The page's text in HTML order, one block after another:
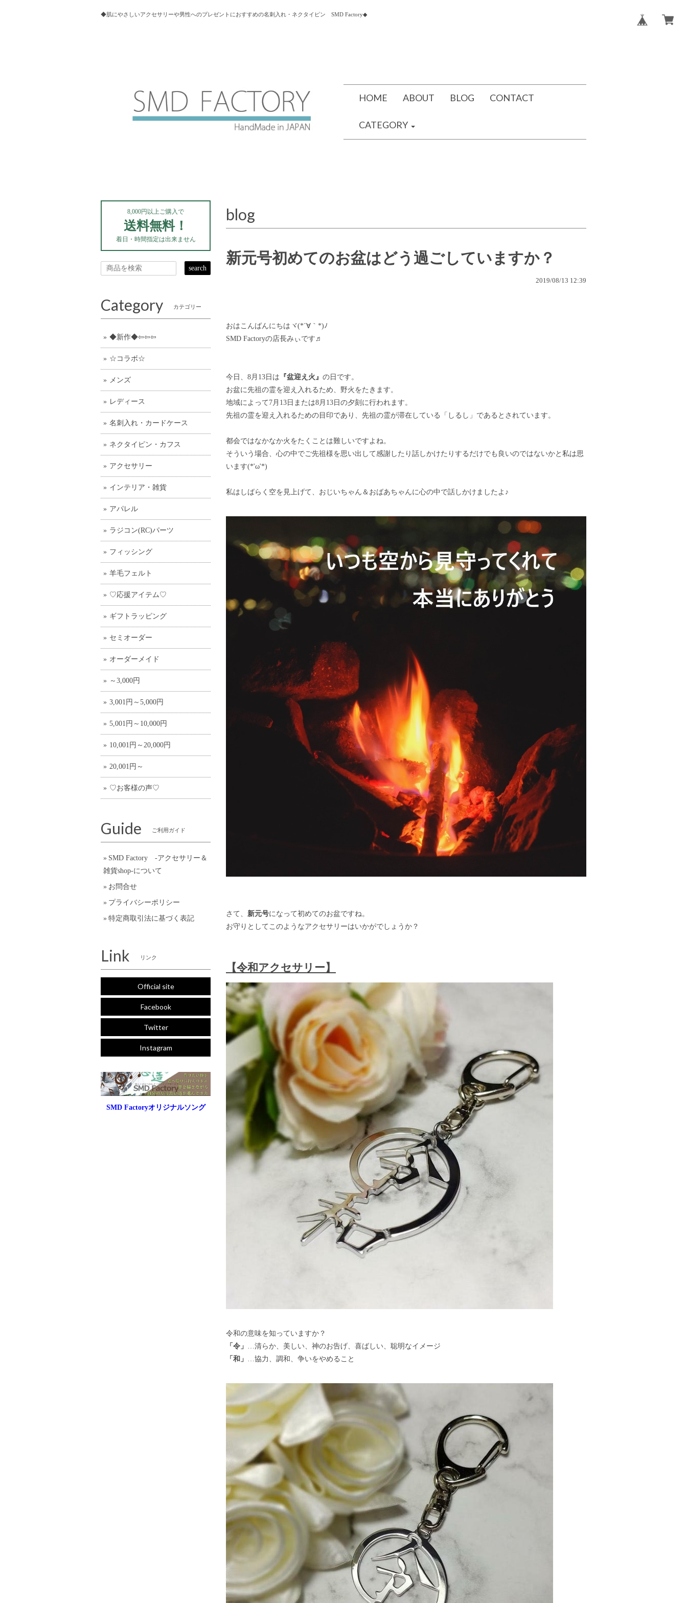
◆肌にやさしいアクセサリーや男性へのプレゼントにおすすめの名刺入れ・ネクタイピン SMD Factory◆
HOME ABOUT BLOG CONTACT
CATEGORY
blog
新元号初めてのお盆はどう過ごしていますか？
2019/08/13 12:39
おはこんばんにちはヾ(*´∀｀*)ﾉ
SMD Factoryの店長みぃです♬
今日、8月13日は 『盆迎え火』 の日です。
お盆に先祖の霊を迎え入れるため、野火をたきます。
地域によって7月13日または8月13日の夕刻に行われます。
先祖の霊を迎え入れるための目印であり、先祖の霊が滞在している「しるし」であるとされています。
都会ではなかなか火をたくことは難しいですよね。
そういう場合、心の中でご先祖様を思い出して感謝したり話しかけたりするだけでも良いのではないかと私は思
います(*'ω'*)
私はしばらく空を見上げて、おじいちゃん＆おばあちゃんに心の中で話しかけましたよ♪
さて、 新元号になって初めてのお盆ですね。
お守りとしてこのようなアクセサリーはいかがでしょうか？
【令和アクセサリー】
令和の意味を知っていますか？
「令」
…清らか、美しい、神のお告げ、喜ばしい、聡明なイメージ
「和」
…協力、調和、争いをやめること
8,000円以上ご購入で
送料無料！
着日・時間指定は出来ません
search
Category カテゴリー
◆新作◆⇦⇦⇦
☆コラボ☆
メンズ
レディース
名刺入れ・カードケース
ネクタイピン・カフス
アクセサリー
インテリア・雑貨
アパレル
ラジコン(RC)パーツ
フィッシング
羊毛フェルト
♡応援アイテム♡
ギフトラッピング
セミオーダー
オーダーメイド
～3,000円
3,001円～5,000円
5,001円～10,000円
10,001円～20,000円
20,001円～
♡お客様の声♡
Guide ご利用ガイド
SMD Factory -アクセサリー＆
雑貨shop-について
お問合せ
プライバシーポリシー
特定商取引法に基づく表記
Link リンク
Official site
Facebook
Twitter
Instagram
SMD Factoryオリジナルソング